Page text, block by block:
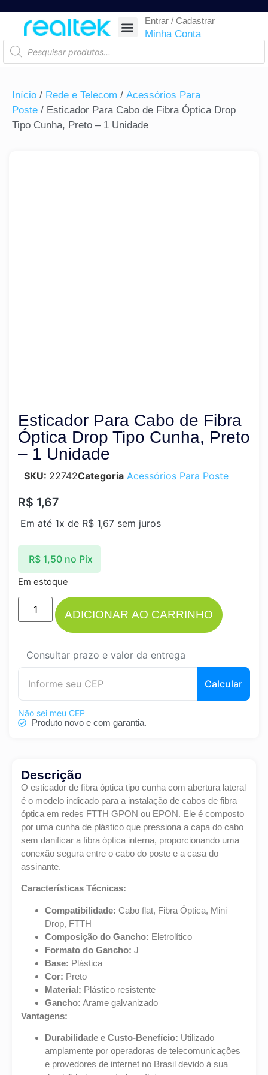
Entrar / Cadastrar
Minha Conta
Início / Rede e Telecom / Acessórios Para
Poste / Esticador Para Cabo de Fibra Óptica Drop
Tipo Cunha, Preto – 1 Unidade
Esticador Para Cabo de Fibra
Óptica Drop Tipo Cunha, Preto
– 1 Unidade
SKU: 22742Categoria Acessórios Para Poste
R$ 1,67
Em até 1x de R$ 1,67 sem juros
R$1,50 no Pix
Em estoque
ADICIONAR AO CARRINHO
Consultar prazo e valor da entrega
Calcular
Não sei meu CEP
Produto novo e com garantia.
Descrição
O esticador de fibra óptica tipo cunha com abertura lateral
é o modelo indicado para a instalação de cabos de fibra
óptica em redes FTTH GPON ou EPON. Ele é composto
por uma cunha de plástico que pressiona a capa do cabo
sem danificar a fibra óptica interna, proporcionando uma
conexão segura entre o cabo do poste e a casa do
assinante.
Características Técnicas:
Compatibilidade: Cabo flat, Fibra Óptica, Mini
Drop, FTTH
Composição do Gancho: Eletrolítico
Formato do Gancho: J
Base: Plástica
Cor: Preto
Material: Plástico resistente
Gancho: Arame galvanizado
Vantagens:
Durabilidade e Custo-Benefício: Utilizado
amplamente por operadoras de telecomunicações
e provedores de internet no Brasil devido à sua